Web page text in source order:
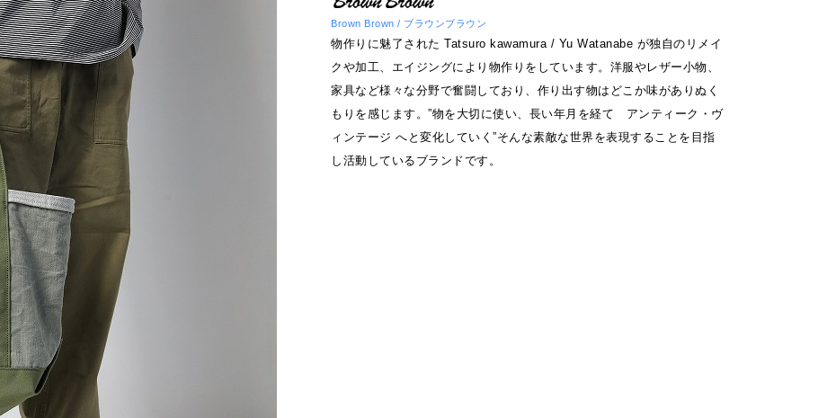
Brown Brown / ブラウンブラウン
物作りに魅了された Tatsuro kawamura / Yu Watanabe が独自のリメイ
クや加工、エイジングにより物作りをしています。洋服やレザー小物、
家具など様々な分野で奮闘しており、作り出す物はどこか味がありぬく
もりを感じます。”物を大切に使い、長い年月を経て アンティーク・ヴ
ィンテージ へと変化していく”そんな素敵な世界を表現することを目指
し活動しているブランドです。